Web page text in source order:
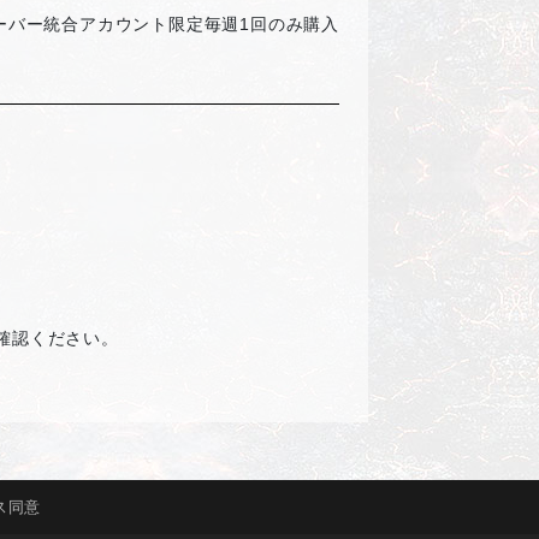
バー統合アカウント限定毎週1回のみ購入可能
ください。
同意